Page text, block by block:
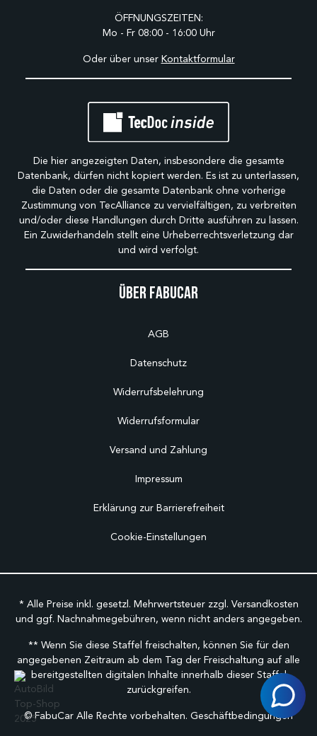
Über Fabucar
AGB
Datenschutz
Widerrufsbelehrung
Widerrufsformular
Versand und Zahlung
Impressum
Erklärung zur Barrierefreiheit
Cookie-Einstellungen
ÖFFNUNGSZEITEN:
Mo - Fr 08:00 - 16:00 Uhr
Oder über unser Kontaktformular
Die hier angezeigten Daten, insbesondere die gesamte
Datenbank, dürfen nicht kopiert werden. Es ist zu unterlassen,
die Daten oder die gesamte Datenbank ohne vorherige
Zustimmung von TecAlliance zu vervielfältigen, zu verbreiten
und/oder diese Handlungen durch Dritte ausführen zu lassen.
Ein Zuwiderhandeln stellt eine Urheberrechtsverletzung dar
und wird verfolgt.
* Alle Preise inkl. gesetzl. Mehrwertsteuer zzgl. Versandkosten
und ggf. Nachnahmegebühren, wenn nicht anders angegeben.
** Wenn Sie diese Staffel freischalten, können Sie für den
angegebenen Zeitraum ab dem Tag der Freischaltung auf alle
bereitgestellten digitalen Inhalte innerhalb dieser Staffel
zurückgreifen.
©FabuCar Alle Rechte vorbehalten. Geschäftbedingungen